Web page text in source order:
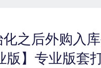
化之后外购入
】专业版套